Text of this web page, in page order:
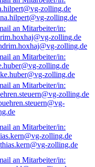
zolling.de
zolling.de
zolling.de
zolling.de